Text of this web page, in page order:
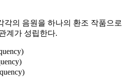
각의 음원을 하나의 환조 작품으로
계가 성립한다.